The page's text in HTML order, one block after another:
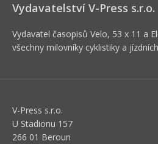
Vydavatelství V-Press s.r.o.
Vydavatel časopisů Velo, 53 x 11 a
všechny milovníky cyklistiky a
V-Press s.r.o.
U Stadionu 157
266 01 Beroun